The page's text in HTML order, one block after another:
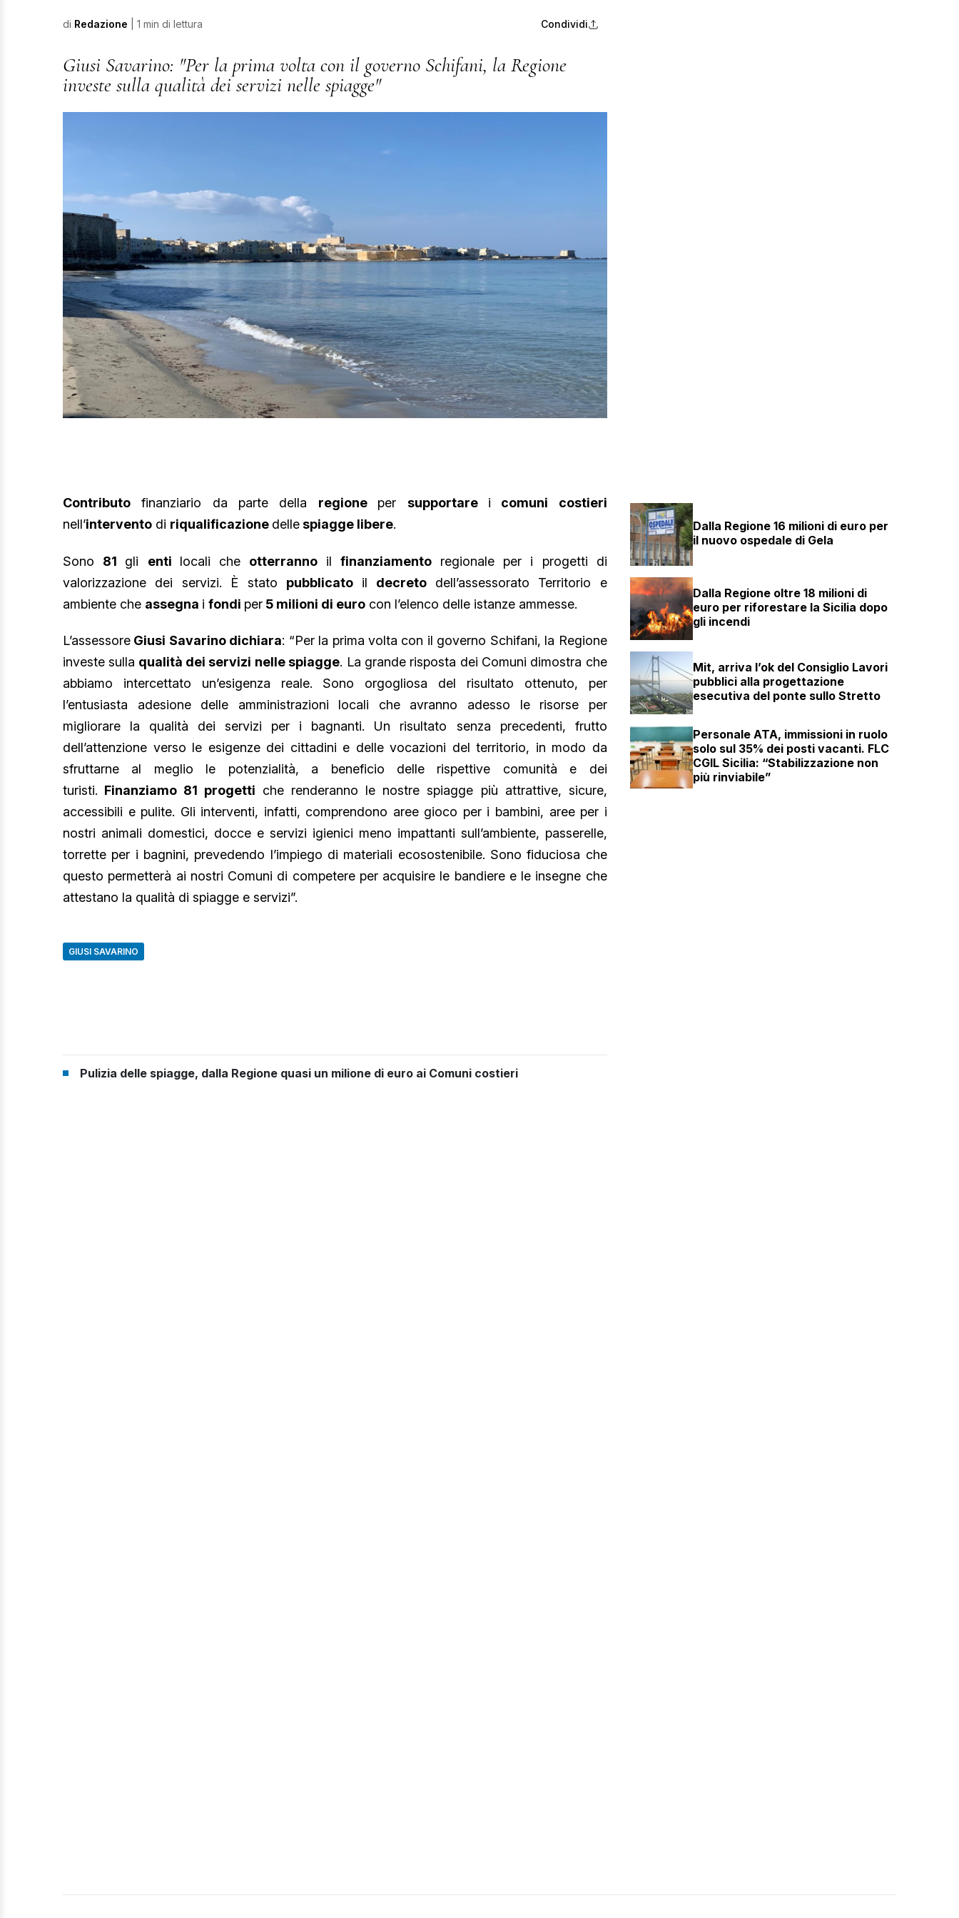
di Redazione | 1 min di lettura Condividi
Giusi Savarino: "Per la prima volta con il governo Schifani, la Regione
investe sulla qualità dei servizi nelle spiagge"
Contributo finanziario da parte della regione per supportare i comuni costieri
nell’intervento di riqualificazione dellespiagge libere.
Sono 81 gli enti locali che otterranno il finanziamentoregionale per i progetti di
valorizzazione dei servizi. È stato pubblicato il decreto dell’assessorato Territorio e
ambiente che assegna i fondi per 5 milioni di euro con l’elenco delle istanze ammesse.
L’assessore Giusi Savarino dichiara: “Per la prima volta con il governo Schifani, la Regione
investe sulla qualità dei servizi nelle spiagge. La grande risposta dei Comuni dimostra che
abbiamo intercettato un’esigenza reale. Sono orgogliosa del risultato ottenuto, per
l’entusiasta adesione delle amministrazioni locali che avranno adesso le risorse per
migliorare la qualità dei servizi per i bagnanti. Un risultato senza precedenti, frutto
dell’attenzione verso le esigenze dei cittadini e delle vocazioni del territorio, in modo da
sfruttarne al meglio le potenzialità, a beneficio delle rispettive comunità e dei
turisti. Finanziamo 81 progetti che renderanno le nostre spiagge più attrattive, sicure,
accessibili e pulite. Gli interventi, infatti, comprendono aree gioco per i bambini, aree per i
nostri animali domestici, docce e servizi igienici meno impattanti sull’ambiente, passerelle,
torrette per i bagnini, prevedendo l’impiego di materiali ecosostenibile. Sono fiduciosa che
questo permetterà ai nostri Comuni di competere per acquisire le bandiere e le insegne che
attestano la qualità di spiagge e servizi”.
GIUSI SAVARINO
Pulizia delle spiagge, dalla Regione quasi un milione di euro ai Comuni costieri
Dalla Regione 16 milioni di euro per
il nuovo ospedale di Gela
Dalla Regione oltre 18 milioni di
euro per riforestare la Sicilia dopo
gli incendi
Mit, arriva l’ok del Consiglio Lavori
pubblici alla progettazione
esecutiva del ponte sullo Stretto
Personale ATA, immissioni in ruolo
solo sul 35% dei posti vacanti. FLC
CGIL Sicilia: “Stabilizzazione non
più rinviabile”